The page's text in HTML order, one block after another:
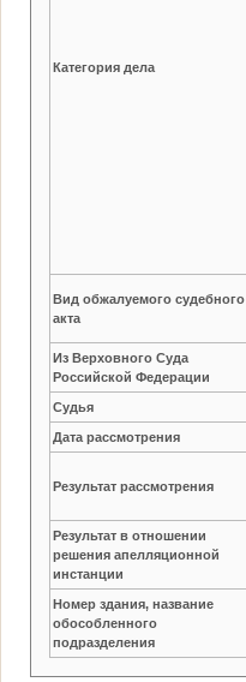
Категория дела
Вид обжалуемого судебного
акта
Из Верховного Суда
Российской Федерации
Судья
Дата рассмотрения
Результат рассмотрения
Результат в отношении
решения апелляционной
инстанции
Номер здания, название
обособленного
подразделения